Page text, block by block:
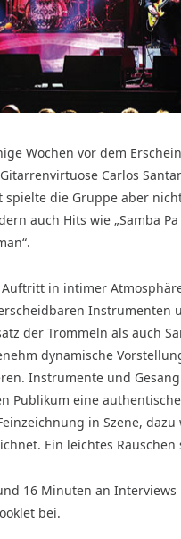
Wochen vor dem
Carlos
spielte die Gruppe aber
auch Hits wie „Samba Pa
Auftritt in intimer
Instrumenten
der Trommeln als auch
dynamische
Instrumente und
Publikum eine
in Szene,
Ein leichtes
16 Minuten an
bei.